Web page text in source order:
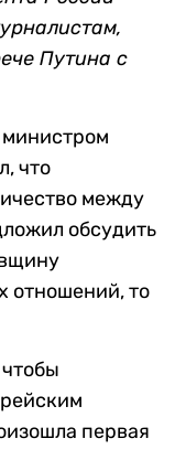
Путина с
что
между
обсудить
отношений, то
первая